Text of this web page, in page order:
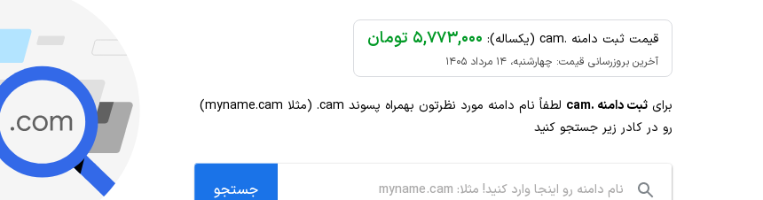
قیمت ثبت دامنه .cam (یکساله): ۵,۷۷۳,۰۰۰ تومان
آخرین بروزرسانی قیمت: چهارشنبه، ۱۴ مرداد ۱۴۰۵
برای ثبت دامنه .cam لطفاً نام دامنه مورد نظرتون بهمراه پسوند .cam
(مثلا myname.cam)
رو در کادر زیر جستجو کنید